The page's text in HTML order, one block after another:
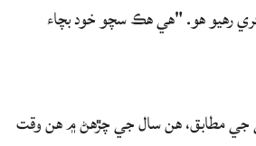
رهيو هو. "هي هڪ سچو خود بچاء
جي مطابق، هن سال جي چڙهڻ ۾ هن وقت